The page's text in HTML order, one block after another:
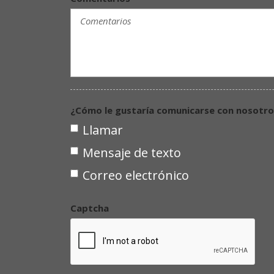
¿Cómo le gustaría comunicarse con
Llamar
Mensaje de texto
Correo electrónico
Captcha